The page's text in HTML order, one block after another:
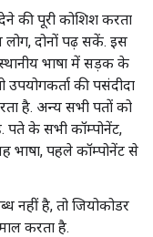
की पूरी कोशिश करता
लोग, दोनों पढ़ सकें. इस
भाषा में सड़क के
उपयोगकर्ता की पसंदीदा
है. अन्य सभी पतों को
पते के सभी कॉम्पोनेंट,
भाषा, पहले कॉम्पोनेंट से
नहीं है, तो जियोकोडर
करता है.